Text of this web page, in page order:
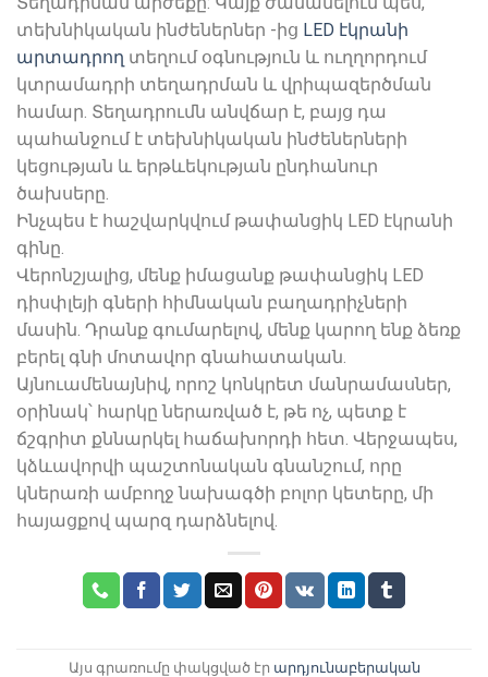
տեխնիկական ինժեներներ -ից LED էկրանի
արտադրող տեղում օգնություն և ուղղորդում
կտրամադրի տեղադրման և վրիպազերծման
համար. Տեղադրումն անվճար է, բայց դա
պահանջում է տեխնիկական ինժեներների
կեցության և երթևեկության ընդհանուր
ծախսերը.
Ինչպես է հաշվարկվում թափանցիկ LED էկրանի
գինը.
Վերոնշյալից, մենք իմացանք թափանցիկ LED
դիսփլեյի գների հիմնական բաղադրիչների
մասին. Դրանք գումարելով, մենք կարող ենք ձեռք
բերել գնի մոտավոր գնահատական.
Այնուամենայնիվ, որոշ կոնկրետ մանրամասներ,
օրինակ՝ հարկը ներառված է, թե ոչ, պետք է
ճշգրիտ քննարկել հաճախորդի հետ. Վերջապես,
կձևավորվի պաշտոնական գնանշում, որը
կներառի ամբողջ նախագծի բոլոր կետերը, մի
հայացքով պարզ դարձնելով.
Այս գրառումը փակցված էր արդյունաբերական